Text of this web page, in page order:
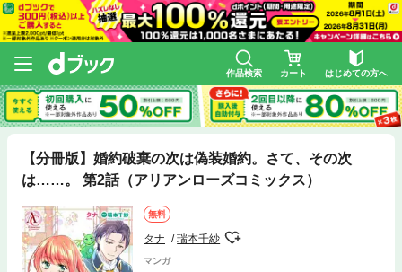
作品検索 カート はじめての方へ
【分冊版】婚約破棄の次は偽装婚約。さて、その次
は……。 第2話（アリアンローズコミックス）
無料
タナ 瑞本千紗
マンガ